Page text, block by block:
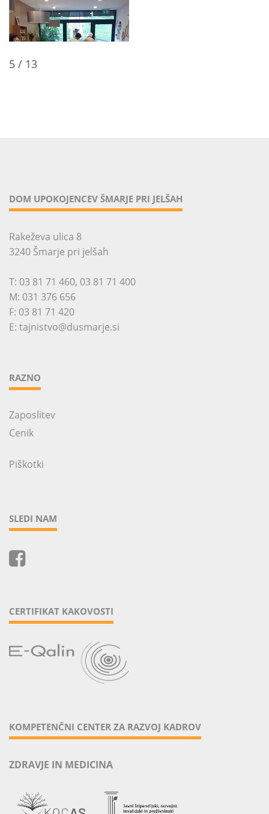
5 / 13
DOM UPOKOJENCEV ŠMARJE PRI JELŠAH
Rakeževa ulica 8
3240 Šmarje pri jelšah
T: 03 81 71 460, 03 81 71 400
M: 031 376 656
F: 03 81 71 420
E: tajnistvo@dusmarje.si
RAZNO
Zaposlitev
Cenik
Piškotki
SLEDI NAM
CERTIFIKAT KAKOVOSTI
KOMPETENČNI CENTER ZA RAZVOJ KADROV
ZDRAVJE IN MEDICINA